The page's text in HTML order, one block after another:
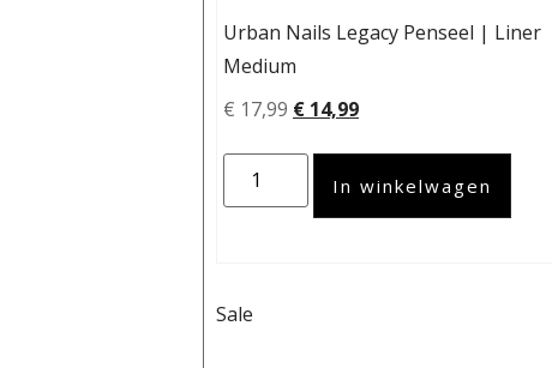
Urban Nails Legacy Penseel | Liner
Medium
€ 17,99 € 14,99
In winkelwagen
Sale